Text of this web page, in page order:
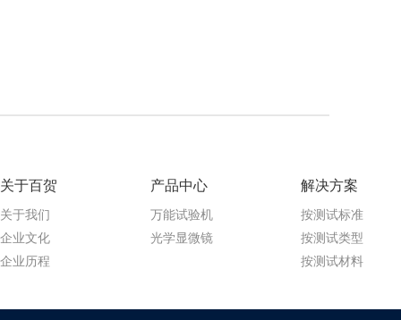
关于百贺
关于我们
企业文化
企业历程
产品中心
万能试验机
光学显微镜
解决方案
按测试标准
按测试类型
按测试材料